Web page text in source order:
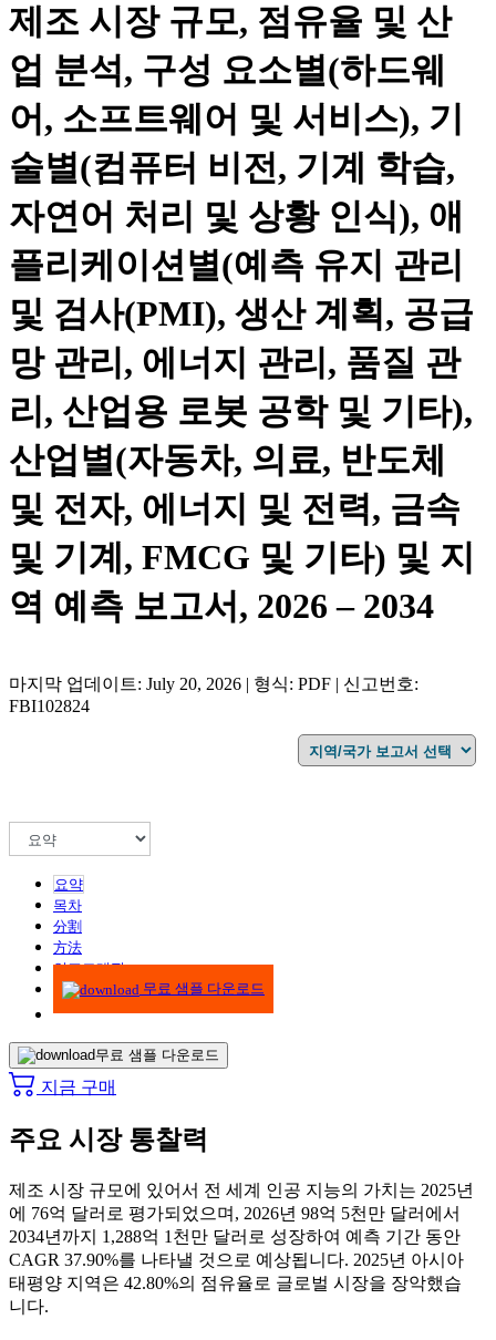
제조 시장 규모, 점유율 및 산
업 분석, 구성 요소별(하드웨
어, 소프트웨어 및 서비스), 기
술별(컴퓨터 비전, 기계 학습,
자연어 처리 및 상황 인식), 애
플리케이션별(예측 유지 관리
및 검사(PMI), 생산 계획, 공급
망 관리, 에너지 관리, 품질 관
리, 산업용 로봇 공학 및 기타),
산업별(자동차, 의료, 반도체
및 전자, 에너지 및 전력, 금속
및 기계, FMCG 및 기타) 및 지
역 예측 보고서, 2026 – 2034
마지막 업데이트: July 20, 2026 | 형식: PDF | 신고번호:
FBI102824
요약
목차
分割
方法
인포그래픽
무료 샘플 다운로드
무료 샘플 다운로드
지금 구매
주요 시장 통찰력
제조 시장 규모에 있어서 전 세계 인공 지능의 가치는 2025년
에 76억 달러로 평가되었으며, 2026년 98억 5천만 달러에서
2034년까지 1,288억 1천만 달러로 성장하여 예측 기간 동안
CAGR 37.90%를 나타낼 것으로 예상됩니다. 2025년 아시아
태평양 지역은 42.80%의 점유율로 글로벌 시장을 장악했습
니다.